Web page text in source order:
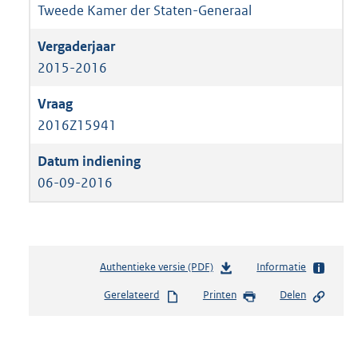
Tweede Kamer der Staten-Generaal
2015-2016
2016Z15941
06-09-2016
Authentieke versie (PDF)b
s
Informatie
Gerelateerd Printen Delen